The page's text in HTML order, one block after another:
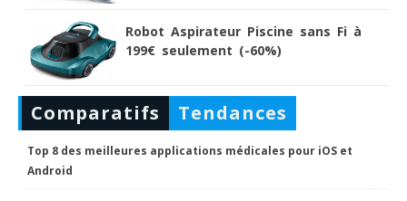
Robot Aspirateur Piscine sans Fi à
199€ seulement (-60%)
Comparatifs Tendances
Top 8 des meilleures applications médicales pour iOS et
Android